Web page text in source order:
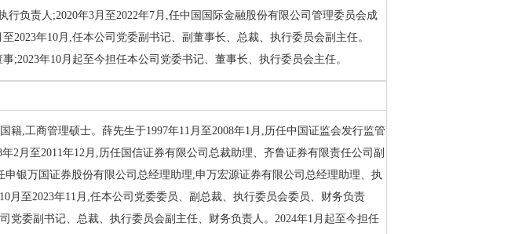
行负责人;2020年3月至2022年7月,任中国国际金融股份有限公司管理委员会成
2023年10月,任本公司党委副书记、副董事长、总裁、执行委员会副主任。
;2023年10月起至今担任本公司党委书记、董事长、执行委员会主任。
籍,工商管理硕士。薛先生于1997年11月至2008年1月,历任中国证监会发行监管
2月至2011年12月,历任国信证券有限公司总裁助理、齐鲁证券有限责任公司副
申银万国证券股份有限公司总经理助理,申万宏源证券有限公司总经理助理、执
月至2023年11月,任本公司党委委员、副总裁、执行委员会委员、财务负责
党委副书记、总裁、执行委员会副主任、财务负责人。2024年1月起至今担任